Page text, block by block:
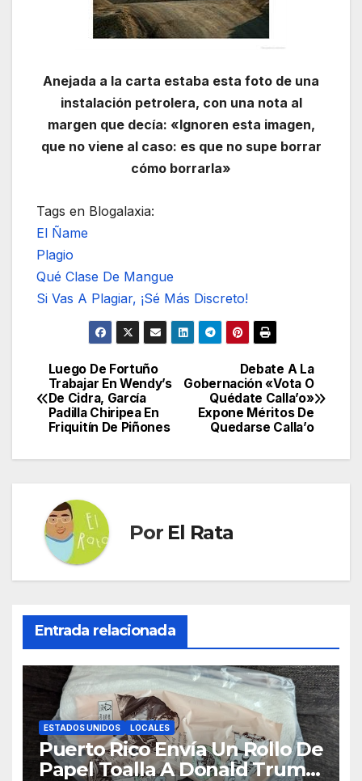
Anejada a la carta estaba esta foto de una
instalación petrolera, con una nota al
margen que decía: «Ignoren esta imagen,
que no viene al caso: es que no supe borrar
cómo borrarla»
Tags en Blogalaxia:
El Ñame
Plagio
Qué Clase De Mangue
Si Vas A Plagiar, ¡Sé Más Discreto!
Navegación
de
entradas
Debate A La
Gobernación «Vota O
Quédate Calla’o»
Expone Méritos De
Quedarse Calla’o
Luego De Fortuño
Trabajar En Wendy’s
De Cidra, García
Padilla Chiripea En
Friquitín De Piñones
Por El Rata
Entrada relacionada
ESTADOS UNIDOS LOCALES
Puerto Rico Envía Un Rollo De
Papel Toalla A Donald Trump